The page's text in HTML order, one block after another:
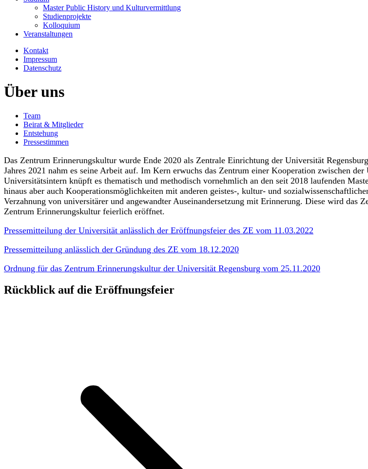
Master Public History und Kulturvermittlung
Studienprojekte
Kolloquium
Veranstaltungen
Kontakt
Impressum
Datenschutz
Über uns
Team
Beirat & Mitglieder
Entstehung
Pressestimmen
Das Zentrum Erinnerungskultur wurde Ende 2020 als Zentrale Einrichtung der Universität
Jahres 2021 nahm es seine Arbeit auf. Im Kern erwuchs das Zentrum einer Kooperation zwischen
Universitätsintern knüpft es thematisch und methodisch vornehmlich an den seit 2018 laufenden
hinaus aber auch Kooperationsmöglichkeiten mit anderen geistes-, kultur- und
Verzahnung von universitärer und angewandter Auseinandersetzung mit Erinnerung. Diese wird das
Zentrum Erinnerungskultur feierlich eröffnet.
Pressemitteilung der Universität anlässlich der Eröffnungsfeier des ZE vom 11.03.2022
Pressemitteilung anlässlich der Gründung des ZE vom 18.12.2020
Ordnung für das Zentrum Erinnerungskultur der Universität Regensburg vom 25.11.2020
Rückblick auf die Eröffnungsfeier